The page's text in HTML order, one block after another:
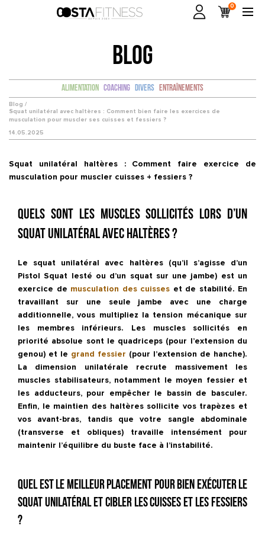
0
BLOG
Alimentation Coaching Divers Entraînements
Blog /
Squat unilatéral avec haltères : Comment bien faire les exercices de
musculation pour muscler ses cuisses et fessiers ?
14.05.2025
Squat unilatéral haltères : Comment faire exercice de
musculation pour muscler cuisses + fessiers ?
Quels sont les muscles sollicités lors d’un
squat unilatéral avec haltères ?
Le squat unilatéral avec haltères(qu’il s’agisse d’un
Pistol Squat lesté ou d’un squat sur une jambe) est un
exercice de musculation des cuisses et de stabilité. En
travaillant sur une seule jambe avec une charge
additionnelle, vous multipliez la tension mécanique sur
les membres inférieurs. Les muscles sollicités en
priorité absolue sont le quadriceps (pour l’extension du
genou) et le grand fessier (pour l’extension de hanche).
La dimension unilatérale recrute massivement les
muscles stabilisateurs, notamment le moyen fessier et
les adducteurs, pour empêcher le bassin de basculer.
Enfin, le maintien des haltères sollicite vos trapèzes et
vos avant-bras, tandis que votre sangle abdominale
(transverse et obliques) travaille intensément pour
maintenir l’équilibre du buste face à l’instabilité.
Quel est le meilleur placement pour bien exécuter le
squat unilatéral et cibler les cuisses et les fessiers
?